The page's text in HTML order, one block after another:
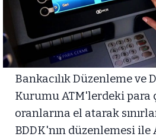
Bankacılık Düzenleme ve
Kurumu ATM'lerdeki para
oranlarına el atarak
BDDK'nın düzenlemesi ile